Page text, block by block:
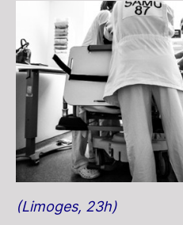
(Limoges, 23h)